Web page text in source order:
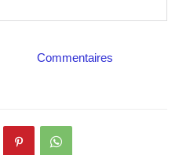
Commentaires